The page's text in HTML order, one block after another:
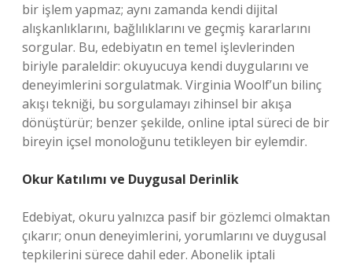
bir işlem yapmaz; aynı zamanda kendi dijital
alışkanlıklarını, bağlılıklarını ve geçmiş kararlarını
sorgular. Bu, edebiyatın en temel işlevlerinden
biriyle paraleldir: okuyucuya kendi duygularını ve
deneyimlerini sorgulatmak. Virginia Woolf’un bilinç
akışı tekniği, bu sorgulamayı zihinsel bir akışa
dönüştürür; benzer şekilde, online iptal süreci de bir
bireyin içsel monoloğunu tetikleyen bir eylemdir.
Okur Katılımı ve Duygusal Derinlik
Edebiyat, okuru yalnızca pasif bir gözlemci olmaktan
çıkarır; onun deneyimlerini, yorumlarını ve duygusal
tepkilerini sürece dahil eder. Abonelik iptali